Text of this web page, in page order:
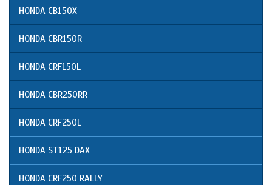
HONDA CB150X
HONDA CBR150R
HONDA CRF150L
HONDA CBR250RR
HONDA CRF250L
HONDA ST125 DAX
HONDA CRF250 RALLY